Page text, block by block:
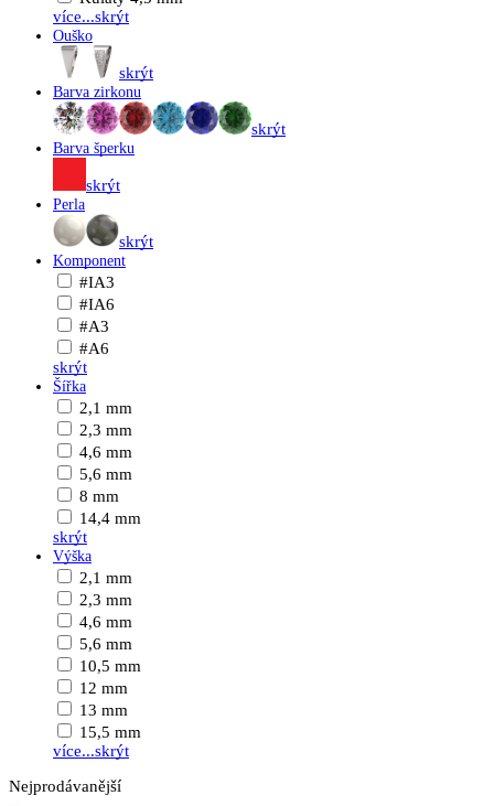
více...skrýt
Ouško
skrýt
Barva zirkonu
skrýt
Barva šperku
skrýt
Perla
skrýt
Komponent
#IA3
#IA6
#A3
#A6
skrýt
Šířka
2,1 mm
2,3 mm
4,6 mm
5,6 mm
8 mm
14,4 mm
skrýt
Výška
2,1 mm
2,3 mm
4,6 mm
5,6 mm
10,5 mm
12 mm
13 mm
15,5 mm
více...skrýt
Nejprodávanější